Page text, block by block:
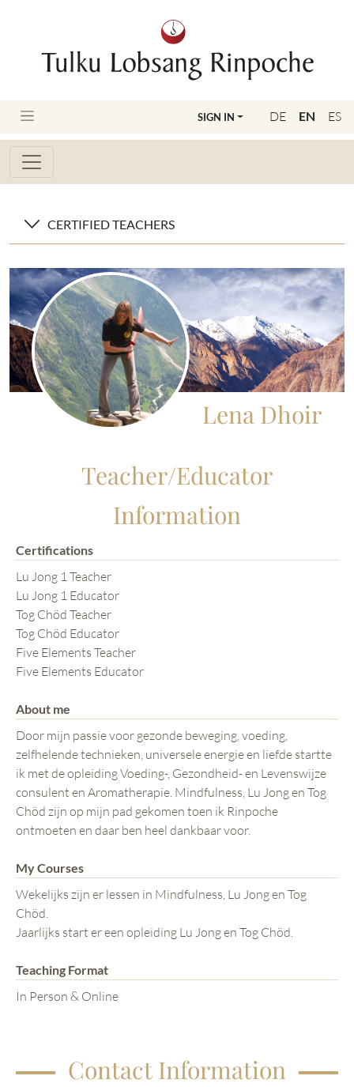
DE EN ES
SIGN IN
CERTIFIED TEACHERS
Lena Dhoir
Teacher/Educator
Information
Certifications
Lu Jong 1 Teacher
Lu Jong 1 Educator
Tog Chöd Teacher
Tog Chöd Educator
Five Elements Teacher
Five Elements Educator
About me
Door mijn passie voor gezonde beweging, voeding,
zelfhelende technieken, universele energie en liefde startte
ik met de opleiding Voeding-, Gezondheid- en Levenswijze
consulent en Aromatherapie. Mindfulness, Lu Jong en Tog
Chöd zijn op mijn pad gekomen toen ik Rinpoche
ontmoeten en daar ben heel dankbaar voor.
My Courses
Wekelijks zijn er lessen in Mindfulness, Lu Jong en Tog
Chöd.
Jaarlijks start er een opleiding Lu Jong en Tog Chöd.
Teaching Format
In Person & Online
Contact Information